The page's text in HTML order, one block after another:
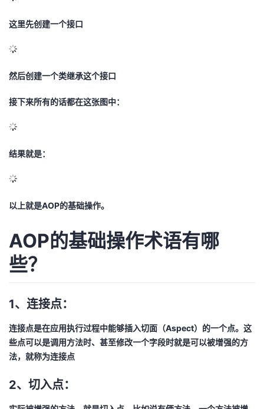
这里先创建一个接口
然后创建一个类继承这个接口
接下来所有的话都在这张图中：
结果就是：
以上就是AOP的基础操作。
AOP的基础操作术语有哪
些？
1、连接点：
连接点是在应用执行过程中能够插入切面（Aspect）的一个点。这
些点可以是调用方法时、甚至修改一个字段时就是可以被增强的方
法，就称为连接点
2、切入点：